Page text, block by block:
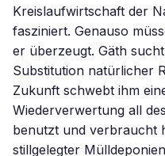
Kreislaufwirtschaft der
fasziniert. Genauso
er überzeugt. Gäth
Substitution natürlicher
Zukunft schwebt ihm
Wiederverwertung all
benutzt und verbraucht
stillgelegter